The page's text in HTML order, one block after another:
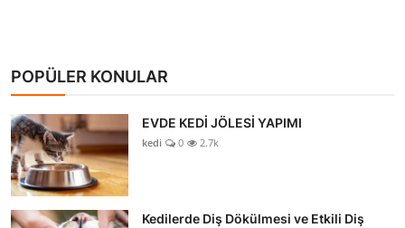
POPÜLER KONULAR
EVDE KEDİ JÖLESİ YAPIMI
kedi 0 2.7k
Kedilerde Diş Dökülmesi ve Etkili Diş